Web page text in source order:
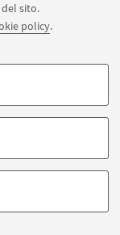
sito.
policy.
sul sito, per analisi
- Università di
Cookie